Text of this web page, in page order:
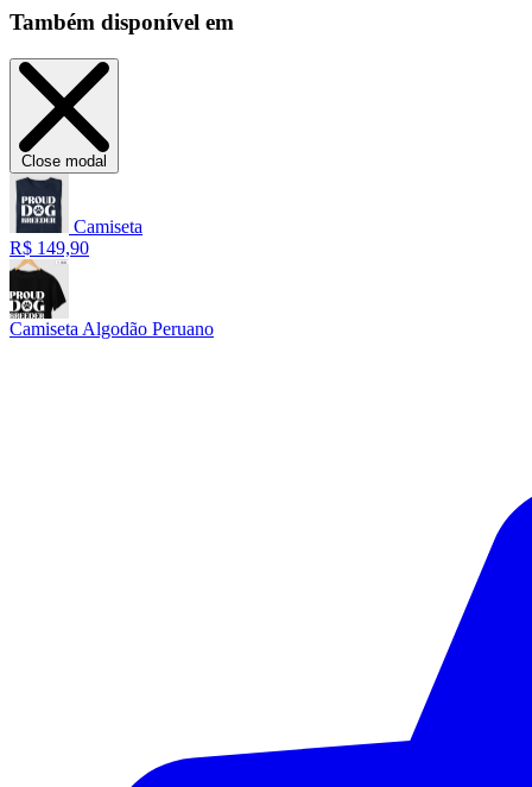
Também disponível em
Close modal
Camiseta
R$ 149,90
Camiseta Algodão Peruano